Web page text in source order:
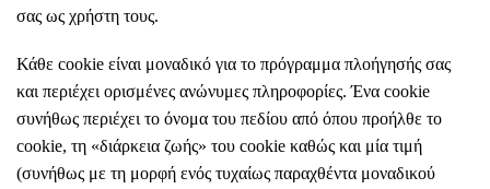
σας ως χρήστη τους.
Κάθε cookie είναι μοναδικό για το πρόγραμμα πλοήγησής σας
και περιέχει ορισμένες ανώνυμες πληροφορίες. Ένα cookie
συνήθως περιέχει το όνομα του πεδίου από όπου προήλθε το
cookie, τη «διάρκεια ζωής» του cookie καθώς και μία τιμή
(συνήθως με τη μορφή ενός τυχαίως παραχθέντα μοναδικού